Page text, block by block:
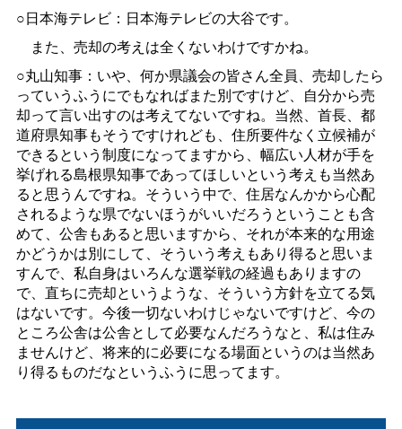
○日本海テレビ：日本海テレビの大谷です。
また、売却の考えは全くないわけですかね。
○丸山知事：いや、何か県議会の皆さん全員、売却したら
っていうふうにでもなればまた別ですけど、自分から売
却って言い出すのは考えてないですね。当然、首長、都
道府県知事もそうですけれども、住所要件なく立候補が
できるという制度になってますから、幅広い人材が手を
挙げれる島根県知事であってほしいという考えも当然あ
ると思うんですね。そういう中で、住居なんかから心配
されるような県でないほうがいいだろうということも含
めて、公舎もあると思いますから、それが本来的な用途
かどうかは別にして、そういう考えもあり得ると思いま
すんで、私自身はいろんな選挙戦の経過もありますの
で、直ちに売却というような、そういう方針を立てる気
はないです。今後一切ないわけじゃないですけど、今の
ところ公舎は公舎として必要なんだろうなと、私は住み
ませんけど、将来的に必要になる場面というのは当然あ
り得るものだなというふうに思ってます。